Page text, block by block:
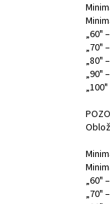
„60"
„70"
„80"
„90"
„60"
„70"